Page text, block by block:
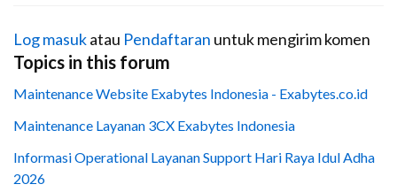
Log masukatau Pendaftaran untuk mengirim komen
Topics in this forum
Maintenance Website Exabytes Indonesia - Exabytes.co.id
Maintenance Layanan 3CX Exabytes Indonesia
Informasi Operational Layanan Support Hari Raya Idul Adha
2026